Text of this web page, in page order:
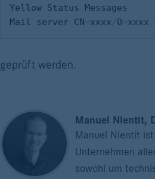
Yellow Status Messages
Mail server CN=xxxx/O=xxxx
geprüft werden.
Manuel Nientit,
Manuel Nientit
Unternehmen
sowohl um